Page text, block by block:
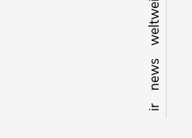
weltweit
news
ir